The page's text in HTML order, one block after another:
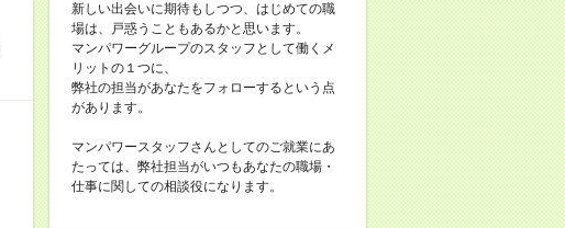
新しい出会いに期待もしつつ、はじめての職
場は、戸惑うこともあるかと思います。
マンパワーグループのスタッフとして働くメ
リットの１つに、
弊社の担当があなたをフォローするという点
があります。
マンパワースタッフさんとしてのご就業にあ
たっては、弊社担当がいつもあなたの職場・
仕事に関しての相談役になります。